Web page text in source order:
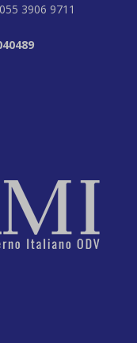
3906 9711